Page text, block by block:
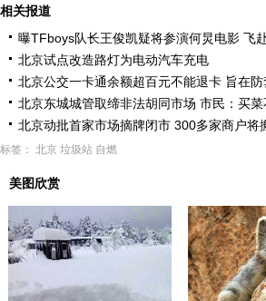
相关报道
曝TFboys队长王俊凯疑将参演何炅电影 飞
北京试点改造路灯为电动汽车充电
北京公交一卡通余额超百元不能退卡 旨在防
北京东城城管取缔非法胡同市场 市民：买菜
北京动批首家市场摘牌闭市 300多家商户将
标签： 北京 垃圾站 自燃
美图欣赏